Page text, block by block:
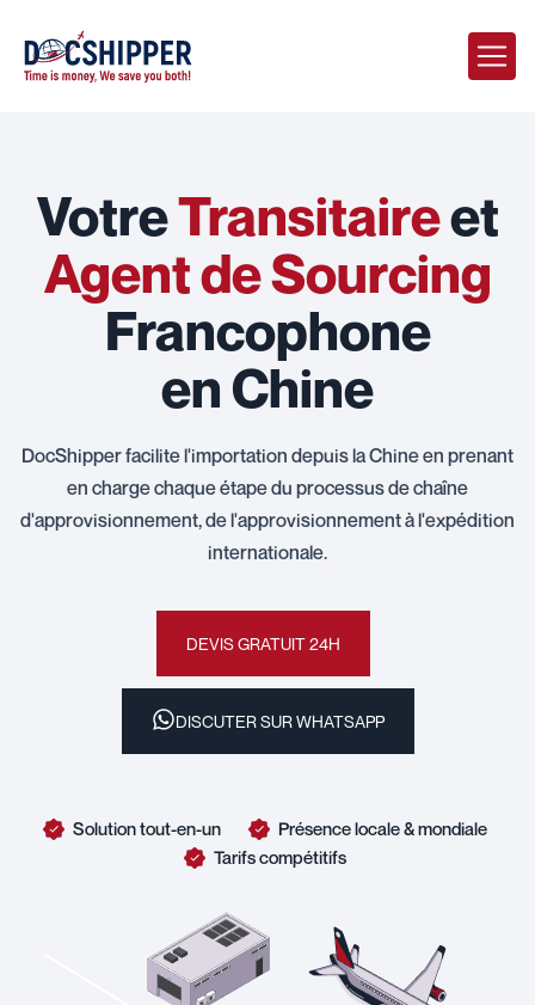
VotreTransitaireet
Agent de Sourcing
Francophone
en Chine
DocShipper facilite l'importation depuis la Chine en prenant
en charge chaque étape du processus de chaîne
d'approvisionnement, de l'approvisionnement à l'expédition
internationale.
DEVIS GRATUIT 24H
DISCUTER SUR WHATSAPP
Solution tout-en-un
Présence locale & mondiale
Tarifs compétitifs